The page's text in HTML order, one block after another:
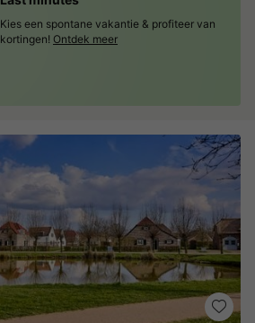
Kies een spontane vakantie & profiteer van
kortingen! Ontdek meer